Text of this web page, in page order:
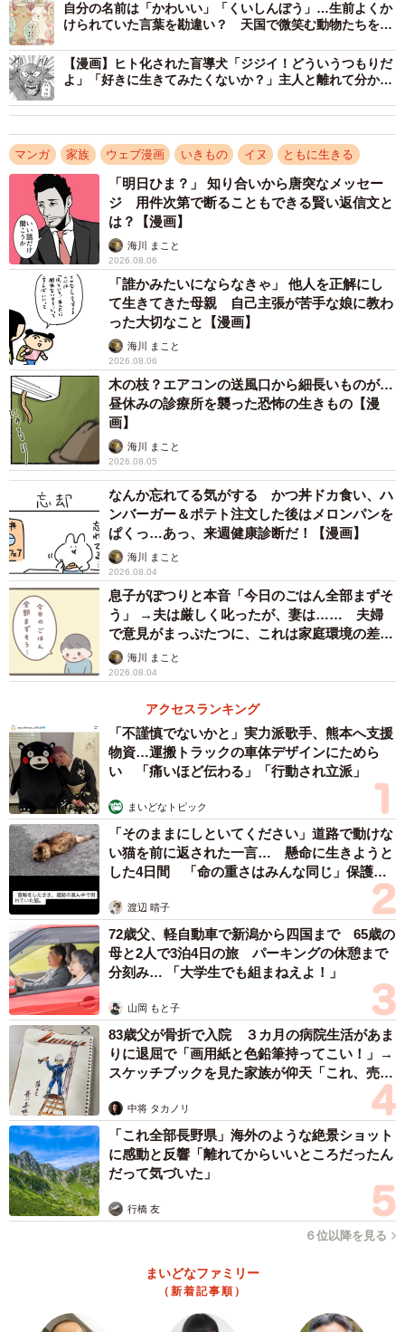
やがて主人公は進学を機に上京しますが、帰省のたびにシ
ロとたくさんの時間を過ごします。主人公が東京へ戻る
日、玄関先で「またね」と声をかけると、シロは「はい
よ」と言わんばかりに、いつもクイっと頷くのです。そん
な賢さと愛らしさを持つ犬でした。
東京にいたため立ち会えなかったシロの最期（大友しゅうまさん提供）
そんなシロは数年後、両親に見守られながら静かに息を引
き取ります。そのとき主人公は東京におり、最期に立ち会
えなかったことを深く悔やむのでした。それからさらに3年
の月日が流れ、主人公はPC修理の仕事に就きます。
仕事先で出会った黒い「シロ」（大友しゅうまさん提供）
ある日、依頼を受けて訪れた家で、黒いラブラドールと出
会いました。人懐っこく、作業中も背中にぴったりと寄り
添ってくるその犬に、依頼主は驚いた様子で「珍しいわ
ね。この子、私以外には全然懐かないのよ」と言います。
主人公が「かわいいですね」と話す間も犬は寄り添って離
れませんでした。犬の名前を尋ねると、依頼主から「シ
ロ」だと教えられ、主人王は驚きます。思わず「黒いの
ロ”って感じがしたのよ」と笑うのでした。そして、その犬
が3歳だと知ると、主人公は「うちのシロが死んだのも3年
前…いや、まさかね...」と考え、胸騒ぎを覚えます。
自分の名前は「かわいい」「くいしんぼう」…生前よくか
けられていた言葉を勘違い？ 天国で微笑む動物たちを描
【漫画】ヒト化された盲導犬「ジジイ！どういうつもりだ
よ」「好きに生きてみたくないか？」主人と離れて分かっ
マンガ 家族 ウェブ漫画 いきもの イヌ ともに生きる
「明日ひま？」 知り合いから唐突なメッセー
ジ 用件次第で断ることもできる賢い返信文と
は？【漫画】
海川 まこと
2026.08.06
「誰かみたいにならなきゃ」 他人を正解にし
て生きてきた母親 自己主張が苦手な娘に教わ
った大切なこと【漫画】
海川 まこと
2026.08.06
木の枝？エアコンの送風口から細長いものが…
昼休みの診療所を襲った恐怖の生きもの【漫
画】
海川 まこと
2026.08.05
なんか忘れてる気がする かつ丼ドカ食い、ハ
ンバーガー＆ポテト注文した後はメロンパンを
ぱくっ…あっ、来週健康診断だ！【漫画】
海川 まこと
2026.08.04
息子がぽつりと本音「今日のごはん全部まずそ
う」 →夫は厳しく叱ったが、妻は…… 夫婦
で意見がまっぷたつに、これは家庭環境の差？
【漫画】
海川 まこと
2026.08.04
アクセスランキング
「不謹慎でないかと」実力派歌手、熊本へ支援
物資…運搬トラックの車体デザインにためら
い 「痛いほど伝わる」「行動され立派」
まいどなトピック
「そのままにしといてください」道路で動けな
い猫を前に返された一言… 懸命に生きようと
した4日間 「命の重さはみんな同じ」保護団
渡辺 晴子
72歳父、軽自動車で新潟から四国まで 65歳の
母と2人で3泊4日の旅 パーキングの休憩まで
分刻み… 「大学生でも組まねえよ！」
山岡 もと子
83歳父が骨折で入院 ３カ月の病院生活があま
りに退屈で「画用紙と色鉛筆持ってこい！」→
スケッチブックを見た家族が仰天「これ、売れ
中将 タカノリ
「これ全部長野県」海外のような絶景ショット
に感動と反響「離れてからいいところだったん
だって気づいた」
行橋 友
６位以降を見る
まいどなファミリー
（新着記事順）